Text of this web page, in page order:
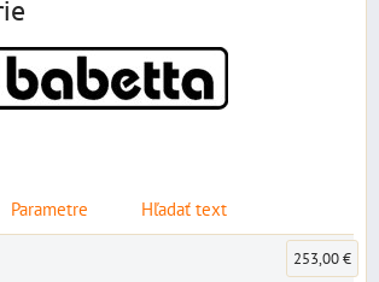
Parametre Hľadať text
253,00 €